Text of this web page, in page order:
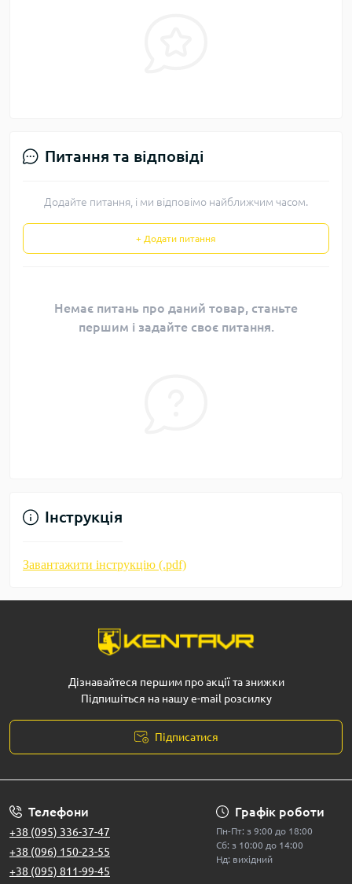
Питання та відповіді
Додайте питання, і ми відповімо найближчим часом.
+ Додати питання
Немає питань про даний товар, станьте
першим і задайте своє питання.
Інструкція
Завантажити інструкцію (.pdf)
Дізнавайтеся першим про акції та знижки
Підпишіться на нашу e-mail розсилку
Підписатися
Телефони
+38 (095) 336-37-47
+38 (096) 150-23-55
+38 (095) 811-99-45
Графік роботи
Пн-Пт: з 9:00 до 18:00
Сб: з 10:00 до 14:00
Нд: вихідний